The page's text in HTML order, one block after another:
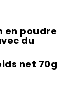
en poudre
du
net 70g